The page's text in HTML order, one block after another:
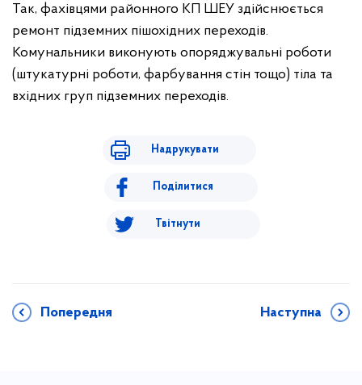
Так, фахівцями районного КП ШЕУ здійснюється
ремонт підземних пішохідних переходів.
Комунальники виконують опоряджувальні роботи
(штукатурні роботи, фарбування стін тощо) тіла та
вхідних груп підземних переходів.
Надрукувати
Поділитися
Твітнути
Попередня Наступна